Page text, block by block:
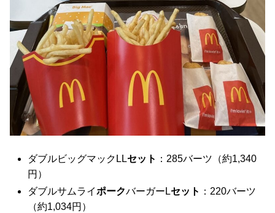
ダブルビッグマックLLセット ：285バーツ（約1,340
円）
ダブルサムライポークバーガーLセット ：220バーツ
（約1,034円）